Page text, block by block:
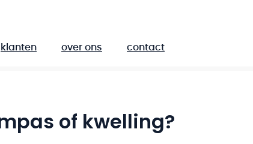
klanten over ons contact
of kwelling?